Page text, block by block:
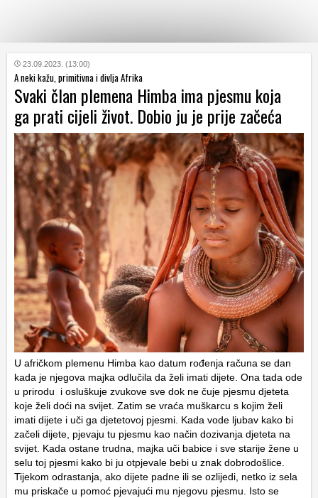
KATEGORIJE
HRVATSKI
WEB
23.09.2023. (13:00)
A neki kažu, primitivna i divlja Afrika
Svaki član plemena Himba ima pjesmu koja
ga prati cijeli život. Dobio ju je prije začeća
U afričkom plemenu Himba kao datum rođenja računa se dan
kada je njegova majka odlučila da želi imati dijete. Ona tada ode
u prirodu i osluškuje zvukove sve dok ne čuje pjesmu djeteta
koje želi doći na svijet. Zatim se vraća muškarcu s kojim želi
imati dijete i uči ga djetetovoj pjesmi. Kada vode ljubav kako bi
začeli dijete, pjevaju tu pjesmu kao način dozivanja djeteta na
svijet. Kada ostane trudna, majka uči babice i sve starije žene u
selu toj pjesmi kako bi ju otpjevale bebi u znak dobrodošlice.
Tijekom odrastanja, ako dijete padne ili se ozlijedi, netko iz sela
mu priskače u pomoć pjevajući mu njegovu pjesmu. Isto se